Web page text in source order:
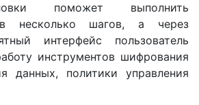
поможет выполнить
в несколько шагов, а через
интерфейс пользователь
инструментов шифрования
данных, политики управления